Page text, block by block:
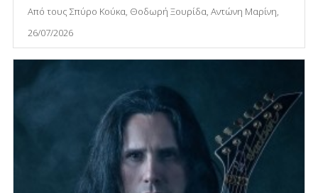
Από τους Σπύρο Κούκα, Θοδωρή Ξουρίδα, Αντώνη Μαρίνη,
26/07/2026